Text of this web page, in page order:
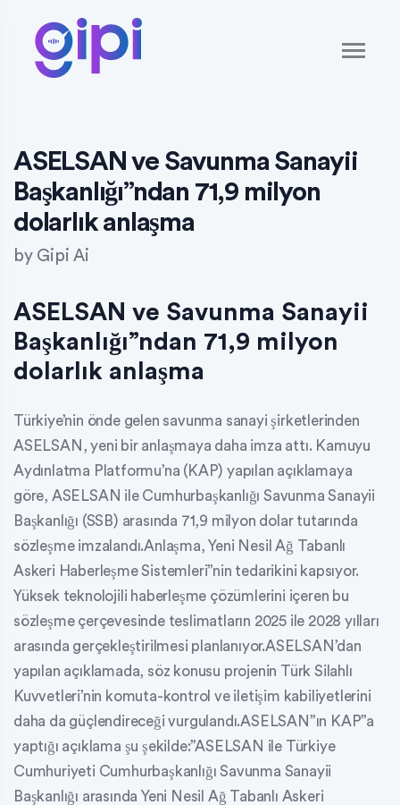
ASELSAN ve Savunma Sanayii
Başkanlığı”ndan 71,9 milyon
dolarlık anlaşma
by Gipi Ai
ASELSAN ve Savunma Sanayii
Başkanlığı”ndan 71,9 milyon
dolarlık anlaşma
Türkiye’nin önde gelen savunma sanayi şirketlerinden
ASELSAN, yeni bir anlaşmaya daha imza attı. Kamuyu
Aydınlatma Platformu’na (KAP) yapılan açıklamaya
göre, ASELSAN ile Cumhurbaşkanlığı Savunma Sanayii
Başkanlığı (SSB) arasında 71,9 milyon dolar tutarında
sözleşme imzalandı.Anlaşma, Yeni Nesil Ağ Tabanlı
Askeri Haberleşme Sistemleri”nin tedarikini kapsıyor.
Yüksek teknolojili haberleşme çözümlerini içeren bu
sözleşme çerçevesinde teslimatların 2025 ile 2028 yılları
arasında gerçekleştirilmesi planlanıyor.ASELSAN’dan
yapılan açıklamada, söz konusu projenin Türk Silahlı
Kuvvetleri’nin komuta-kontrol ve iletişim kabiliyetlerini
daha da güçlendireceği vurgulandı.ASELSAN”ın KAP”a
yaptığı açıklama şu şekilde:”ASELSAN ile Türkiye
Cumhuriyeti Cumhurbaşkanlığı Savunma Sanayii
Başkanlığı arasında Yeni Nesil Ağ Tabanlı Askeri